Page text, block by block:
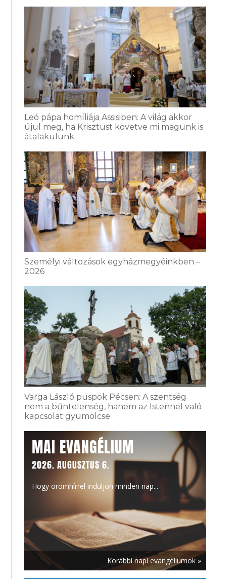
Leó pápa homíliája Assisiben: A világ akkor
újul meg, ha Krisztust követve mi magunk is
átalakulunk
Személyi változások egyházmegyéinkben –
2026
Varga László püspök Pécsen: A szentség
nem a bűntelenség, hanem az Istennel való
kapcsolat gyümölcse
MAI EVANGÉLIUM
2026. AUGUSZTUS 6.
Hogy örömhírrel induljon minden nap...
Korábbi napi evangéliumok »